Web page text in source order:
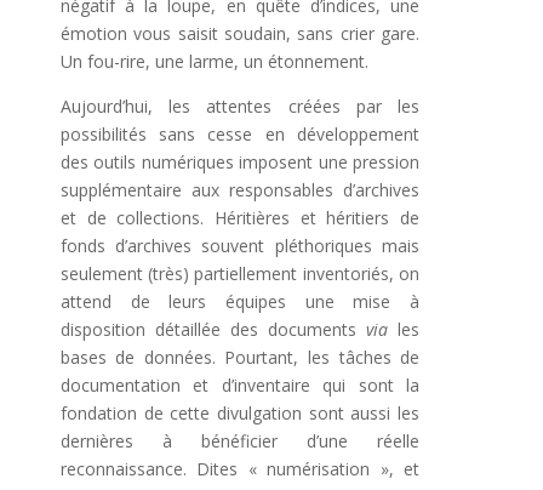
négatif à la loupe, en quête d’indices, une
émotion vous saisit soudain, sans crier gare.
Un fou-rire, une larme, un étonnement.
Aujourd’hui, les attentes créées par les
possibilités sans cesse en développement
des outils numériques imposent une pression
supplémentaire aux responsables d’archives
et de collections. Héritières et héritiers de
fonds d’archives souvent pléthoriques mais
seulement (très) partiellement inventoriés, on
attend de leurs équipes une mise à
disposition détaillée des documentsvia les
bases de données. Pourtant, les tâches de
documentation et d’inventaire qui sont la
fondation de cette divulgation sont aussi les
dernières à bénéficier d’une réelle
reconnaissance. Dites « numérisation », et